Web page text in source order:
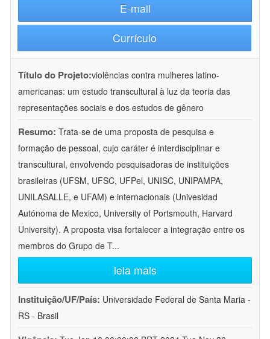
E-mail
Currículo
Título do Projeto:violências contra mulheres latino-
americanas: um estudo transcultural à luz da teoria das
representações sociais e dos estudos de gênero
Resumo: Trata-se de uma proposta de pesquisa e
formação de pessoal, cujo caráter é interdisciplinar e
transcultural, envolvendo pesquisadoras de instituições
brasileiras (UFSM, UFSC, UFPel, UNISC, UNIPAMPA,
UNILASALLE, e UFAM) e internacionais (Univesidad
Autónoma de Mexico, University of Portsmouth, Harvard
University). A proposta visa fortalecer a integração entre os
membros do Grupo de T...
leia mais
Instituição/UF/País: Universidade Federal de Santa Maria -
RS - Brasil